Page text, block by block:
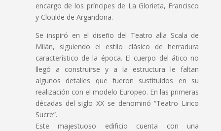
encargo de los príncipes de La Glorieta, Francisco
y Clotilde de Argandoña.
Se inspiró en el diseño del Teatro alla Scala de
Milán, siguiendo el estilo clásico de herradura
característico de la época. El cuerpo del ático no
llegó a construirse y a la estructura le faltan
algunos detalles que fueron sustituidos en su
realización con el modelo Europeo. En las primeras
décadas del siglo XX se denominó “Teatro Lirico
Sucre”.
Este majestuoso edificio cuenta con una